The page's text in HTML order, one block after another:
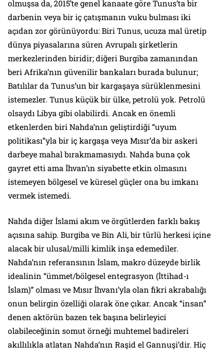
olmuşsa da, 2015’te genel kanaate göre Tunus’ta bir
darbenin veya bir iç çatışmanın vuku bulması iki
açıdan zor görünüyordu: Biri Tunus, ucuza mal üretip
dünya piyasalarına süren Avrupalı şirketlerin
merkezlerinden biridir; diğeri Burgiba zamanından
beri Afrika’nın güvenilir bankaları burada bulunur;
Batılılar da Tunus’un bir kargaşaya sürüklenmesini
istemezler. Tunus küçük bir ülke, petrolü yok. Petrolü
olsaydı Libya gibi olabilirdi. Ancak en önemli
etkenlerden biri Nahda’nın geliştirdiği “uyum
politikası”yla bir iç kargaşa veya Mısır’da bir askeri
darbeye mahal bırakmamasıydı. Nahda buna çok
gayret etti ama İhvan’ın siyabette etkin olmasını
istemeyen bölgesel ve küresel güçler ona bu imkanı
vermek istemedi.
Nahda diğer İslami akım ve örgütlerden farklı bakış
açısına sahip. Burgiba ve Bin Ali, bir türlü herkesi içine
alacak bir ulusal/milli kimlik inşa edemediler.
Nahda’nın referansının İslam, makro düzeyde birlik
idealinin “ümmet/bölgesel entegrasyon (İttihad-ı
İslam)” olması ve Mısır İhvanı’yla olan fikri akrabalığı
onun belirgin özelliği olarak öne çıkar. Ancak “insan”
denen aktörün bazen tek başına belirleyici
olabileceğinin somut örneği muhtemel badireleri
akıllılıkla atlatan Nahda’nın Raşid el Gannuşi’dir. Hiç